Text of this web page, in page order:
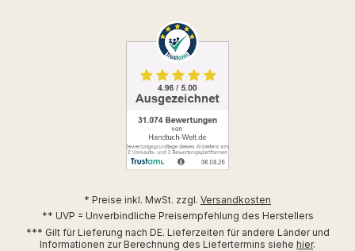
* Preise inkl. MwSt. zzgl. Versandkosten
** UVP = Unverbindliche Preisempfehlung des Herstellers
*** Gilt für Lieferung nach DE. Lieferzeiten für andere Länder und
Informationen zur Berechnung des Liefertermins siehe hier.